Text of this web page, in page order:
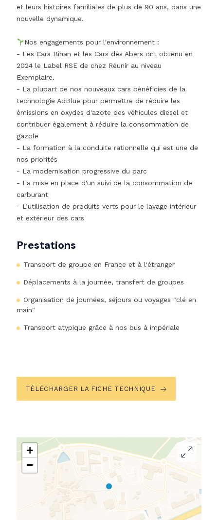
et leurs histoires familiales de plus de 90 ans, dans une
nouvelle dynamique.
Nos engagements pour l'environnement :
- Les Cars Bihan et les Cars des Abers ont obtenu en
2024 le Label RSE de chez Réunir au niveau
Exemplaire.
- La plupart de nos nouveaux cars bénéficies de la
technologie AdBlue pour permettre de réduire les
émissions en oxydes d'azote des véhicules diesel et
contribuer également à réduire la consommation de
gazole
- La formation à la conduite rationnelle qui est une de
nos priorités
- La modernisation progressive du parc
- La mise en place d'un suivi de la consommation de
carburant
- L’utilisation de produits verts pour le lavage intérieur
et extérieur des cars
Prestations
Transport de groupe en France et à l'étranger
Déplacements à la journée, transfert de groupes
Organisation de journées, séjours ou voyages "clé en
main"
Transport atypique grâce à nos bus à impériale
TÉLÉCHARGER LA FICHE TECHNIQUE
+
−